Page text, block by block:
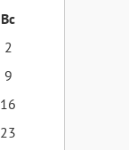
Вс
2
9
16
23